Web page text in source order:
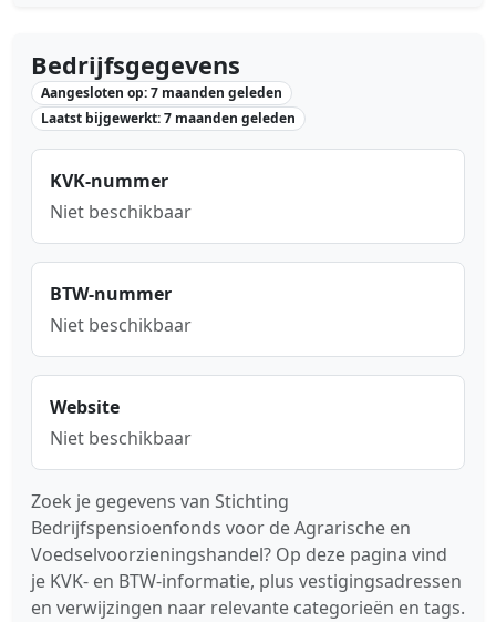
Bedrijfsgegevens
Aangesloten op: 7 maanden geleden
Laatst bijgewerkt: 7 maanden geleden
KVK-nummer
Niet beschikbaar
BTW-nummer
Niet beschikbaar
Website
Niet beschikbaar
Zoek je gegevens van Stichting
Bedrijfspensioenfonds voor de Agrarische en
Voedselvoorzieningshandel? Op deze pagina vind
je KVK- en BTW-informatie, plus vestigingsadressen
en verwijzingen naar relevante categorieën en tags.